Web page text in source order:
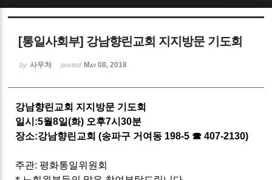
[통일사회부] 강남향린교회 지지방문 기도회
by 사무처 posted May 08, 2018
강남향린교회 지지방문 기도회
일시 :5월8일(화) 오후7시30분
장소:강남향린교회(송파구 거여동 198-5 ☎407-2130)
주관:평화통일위원회
Sketchbook5, 스케치북5
Sketchbook5, 스케치북5